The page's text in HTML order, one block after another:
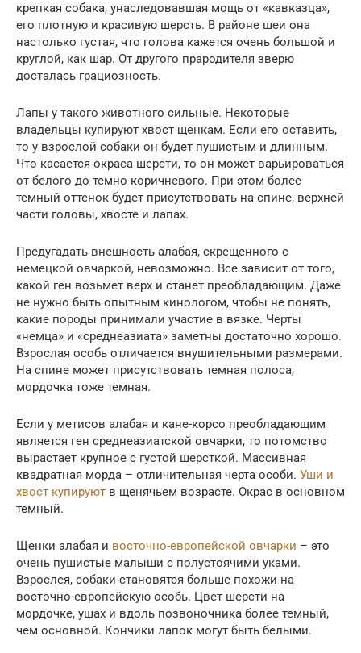
крепкая собака, унаследовавшая мощь от «кавказца»,
его плотную и красивую шерсть. В районе шеи она
настолько густая, что голова кажется очень большой и
круглой, как шар. От другого прародителя зверю
досталась грациозность.
Лапы у такого животного сильные. Некоторые
владельцы купируют хвост щенкам. Если его оставить,
то у взрослой собаки он будет пушистым и длинным.
Что касается окраса шерсти, то он может варьироваться
от белого до темно-коричневого. При этом более
темный оттенок будет присутствовать на спине, верхней
части головы, хвосте и лапах.
Предугадать внешность алабая, скрещенного с
немецкой овчаркой, невозможно. Все зависит от того,
какой ген возьмет верх и станет преобладающим. Даже
не нужно быть опытным кинологом, чтобы не понять,
какие породы принимали участие в вязке. Черты
«немца» и «среднеазиата» заметны достаточно хорошо.
Взрослая особь отличается внушительными размерами.
На спине может присутствовать темная полоса,
мордочка тоже темная.
Если у метисов алабая и кане-корсо преобладающим
является ген среднеазиатской овчарки, то потомство
вырастает крупное с густой шерсткой. Массивная
квадратная морда – отличительная черта особи. Уши и
хвост купируют в щенячьем возрасте. Окрас в основном
темный.
Щенки алабая и восточно-европейской овчарки – это
очень пушистые малыши с полустоячими уками.
Взрослея, собаки становятся больше похожи на
восточно-европейскую особь. Цвет шерсти на
мордочке, ушах и вдоль позвоночника более темный,
чем основной. Кончики лапок могут быть белыми.